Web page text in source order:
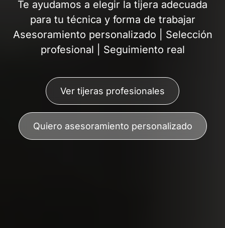
Te ayudamos a elegir la tijera adecuada
para tu técnica y forma de trabajar
Asesoramiento personalizado | Selección
profesional | Seguimiento real
Ver tijeras profesionales
Quiero asesoramiento personalizado